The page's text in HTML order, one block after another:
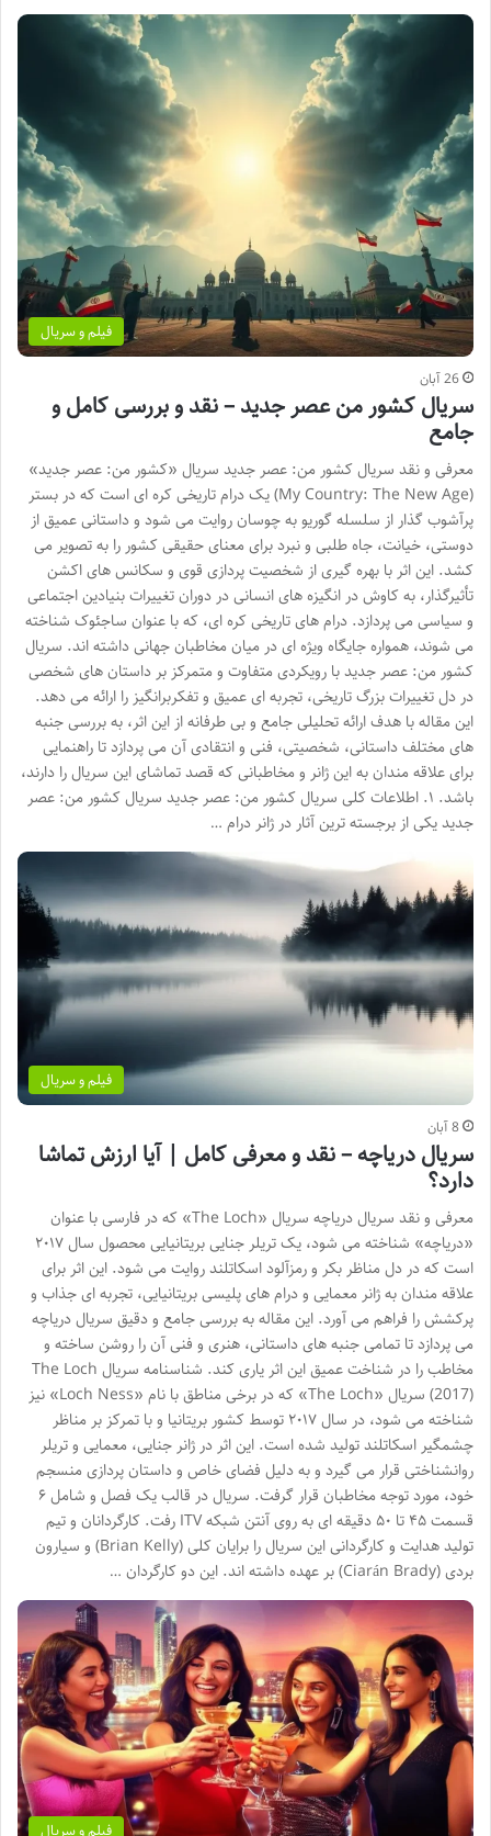
فیلم و سریال
26 آبان
سریال کشور من عصر جدید – نقد و بررسی کامل و
جامع
معرفی و نقد سریال کشور من: عصر جدید سریال «کشور من: عصر جدید»
(My Country: The New Age) یک درام تاریخی کره ای است که در بستر
پرآشوب گذار از سلسله گوریو به چوسان روایت می شود و داستانی عمیق از
دوستی، خیانت، جاه طلبی و نبرد برای معنای حقیقی کشور را به تصویر می
کشد. این اثر با بهره گیری از شخصیت پردازی قوی و سکانس های اکشن
تأثیرگذار، به کاوش در انگیزه های انسانی در دوران تغییرات بنیادین اجتماعی
و سیاسی می پردازد. درام های تاریخی کره ای، که با عنوان ساجئوک شناخته
می شوند، همواره جایگاه ویژه ای در میان مخاطبان جهانی داشته اند. سریال
کشور من: عصر جدید با رویکردی متفاوت و متمرکز بر داستان های شخصی
در دل تغییرات بزرگ تاریخی، تجربه ای عمیق و تفکربرانگیز را ارائه می دهد.
این مقاله با هدف ارائه تحلیلی جامع و بی طرفانه از این اثر، به بررسی جنبه
های مختلف داستانی، شخصیتی، فنی و انتقادی آن می پردازد تا راهنمایی
برای علاقه مندان به این ژانر و مخاطبانی که قصد تماشای این سریال را دارند،
باشد. ۱. اطلاعات کلی سریال کشور من: عصر جدید سریال کشور من: عصر
جدید یکی از برجسته ترین آثار در ژانر درام …
فیلم و سریال
8 آبان
سریال دریاچه – نقد و معرفی کامل | آیا ارزش تماشا
دارد؟
معرفی و نقد سریال دریاچه سریال «The Loch» که در فارسی با عنوان
«دریاچه» شناخته می شود، یک تریلر جنایی بریتانیایی محصول سال ۲۰۱۷
است که در دل مناظر بکر و رمزآلود اسکاتلند روایت می شود. این اثر برای
علاقه مندان به ژانر معمایی و درام های پلیسی بریتانیایی، تجربه ای جذاب و
پرکشش را فراهم می آورد. این مقاله به بررسی جامع و دقیق سریال دریاچه
می پردازد تا تمامی جنبه های داستانی، هنری و فنی آن را روشن ساخته و
مخاطب را در شناخت عمیق این اثر یاری کند. شناسنامه سریال The Loch
(2017) سریال «The Loch» که در برخی مناطق با نام «Loch Ness» نیز
شناخته می شود، در سال ۲۰۱۷ توسط کشور بریتانیا و با تمرکز بر مناظر
چشمگیر اسکاتلند تولید شده است. این اثر در ژانر جنایی، معمایی و تریلر
روانشناختی قرار می گیرد و به دلیل فضای خاص و داستان پردازی منسجم
خود، مورد توجه مخاطبان قرار گرفت. سریال در قالب یک فصل و شامل ۶
قسمت ۴۵ تا ۵۰ دقیقه ای به روی آنتن شبکه ITV رفت. کارگردانان و تیم
تولید هدایت و کارگردانی این سریال را برایان کلی (Brian Kelly) و سیارون
بردی (Ciarán Brady) بر عهده داشته اند. این دو کارگردان …
فیلم و سریال